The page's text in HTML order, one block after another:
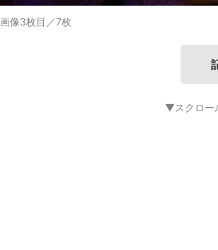
画像3枚目／7枚
▼スクロー